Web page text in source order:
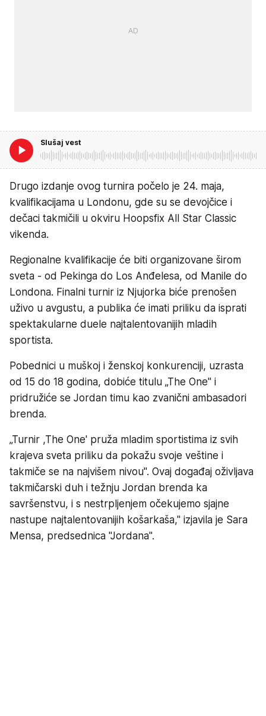
Slušaj vest
Drugo izdanje ovog turnira počelo je 24. maja,
kvalifikacijama u Londonu, gde su se devojčice i
dečaci takmičili u okviru Hoopsfix All Star Classic
vikenda.
Regionalne kvalifikacije će biti organizovane širom
sveta - od Pekinga do Los Anđelesa, od Manile do
Londona. Finalni turnir iz Njujorka biće prenošen
uživo u avgustu, a publika će imati priliku da isprati
spektakularne duele najtalentovanijih mladih
sportista.
Pobednici u muškoj i ženskoj konkurenciji, uzrasta
od 15 do 18 godina, dobiće titulu „The One" i
pridružiće se Jordan timu kao zvanični ambasadori
brenda.
„Turnir ,The One' pruža mladim sportistima iz svih
krajeva sveta priliku da pokažu svoje veštine i
takmiče se na najvišem nivou". Ovaj događaj oživljava
takmičarski duh i težnju Jordan brenda ka
savršenstvu, i s nestrpljenjem očekujemo sjajne
nastupe najtalentovanijih košarkaša," izjavila je Sara
Mensa, predsednica "Jordana".